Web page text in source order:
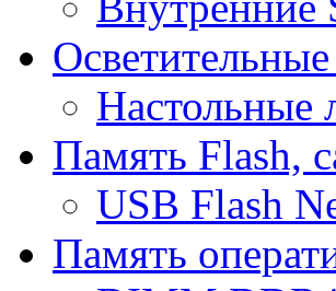
Настольные
Память Flash,
USB Flash
Память